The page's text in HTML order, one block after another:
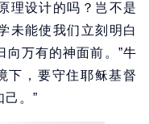
理设计的吗？岂不是
未能使我们立刻明白
向万有的神面前。”牛
下，要守住耶稣基督
。”